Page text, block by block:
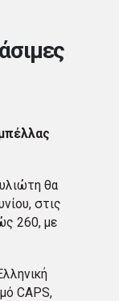
θα
στις
260, με
CAPS,